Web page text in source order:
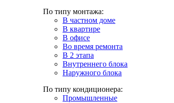
По типу монтажа:
В частном доме
В квартире
В офисе
Во время ремонта
В 2 этапа
Внутреннего блока
Наружного блока
По типу кондиционера:
Промышленные